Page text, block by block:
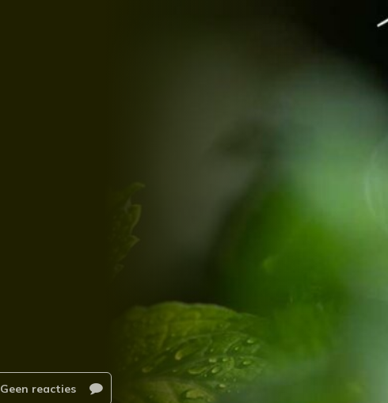
Geen reacties